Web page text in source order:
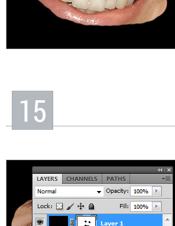
15